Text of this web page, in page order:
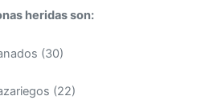
heridas son:
(30)
(22)